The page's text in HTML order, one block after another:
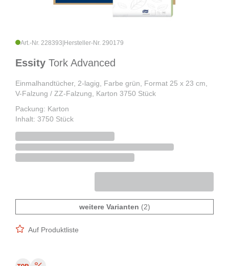
Art.-Nr. 228393 Hersteller-Nr. 290179
Essity Tork Advanced
Einmalhandtücher, 2-lagig, Farbe grün, Format 25 x 23 cm,
V-Falzung / ZZ-Falzung, Karton 3750 Stück
Packung: Karton
Inhalt: 3750 Stück
weitere Varianten (2)
Auf Produktliste